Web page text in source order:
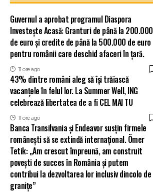
Guvernul a aprobat programul Diaspora
Investește Acasă: Granturi de până la 200.000
de euro și credite de până la 500.000 de euro
pentru românii care deschid afaceri în țară.
11 ore ago
43% dintre români aleg să își trăiască
vacanțele în felul lor. La Summer Well, ING
celebrează libertatea de a fi CEL MAI TU
11 ore ago
Banca Transilvania și Endeavor susțin firmele
românești să se extindă internațional. Ömer
Tetik: „Am crescut împreună, am construit
povești de succes în România și putem
contribui la dezvoltarea lor inclusiv dincolo de
granițe”